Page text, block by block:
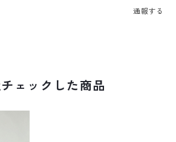
通報する
ェックした商品